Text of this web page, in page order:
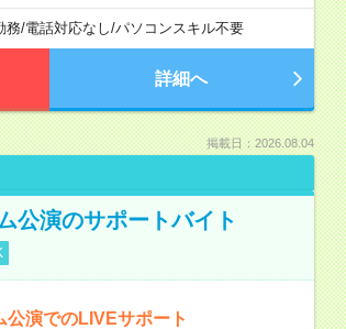
務/電話対応なし/パソコンスキル不要
詳細へ
掲載日：2026.08.04
公演のサポートバイト
演でのLIVEサポート